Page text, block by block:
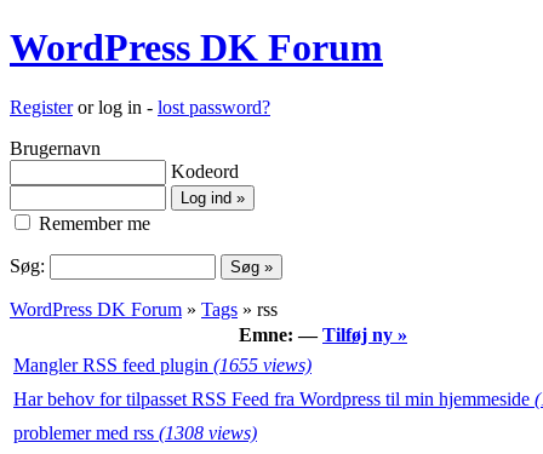
WordPress DK Forum
Registeror log in - lost password?
Brugernavn
Kodeord
Remember me
Søg:
WordPress DK Forum » Tags » rss
Emne: —Tilføj ny »
Mangler RSS feed plugin (1655 views)
Har behov for tilpasset RSS Feed fra Wordpress til min hjemmeside
problemer med rss (1308 views)